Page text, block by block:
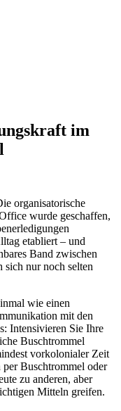
im
organisatorische
wurde geschaffen,
etabliert – und
Band zwischen
nur noch selten
wie einen
mit den
Intensivieren Sie Ihre
Buschtrommel
vorkolonialer Zeit
Buschtrommel oder
zu anderen, aber
Mitteln greifen.